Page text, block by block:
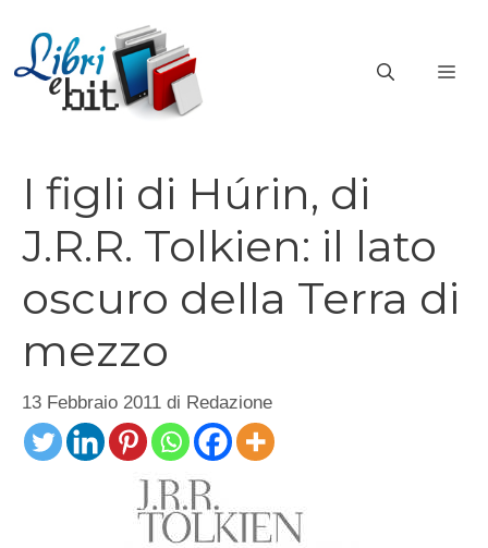
contenuto
I figli di Húrin, di
J.R.R. Tolkien: il lato
oscuro della Terra di
mezzo
13 Febbraio 2011 di Redazione